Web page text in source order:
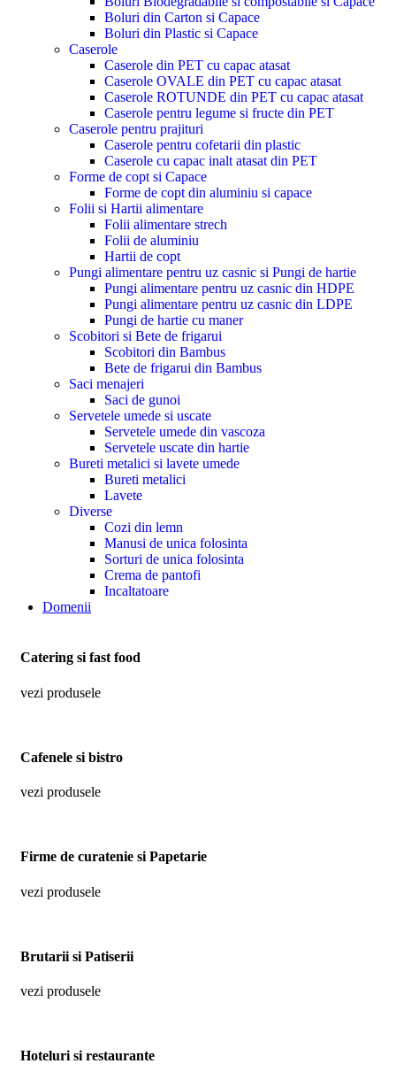
Boluri din Carton si Capace
Boluri din Plastic si Capace
Caserole
Caserole din PET cu capac atasat
Caserole OVALE din PET cu capac atasat
Caserole ROTUNDE din PET cu capac atasat
Caserole pentru legume si fructe din PET
Caserole pentru prajituri
Caserole pentru cofetarii din plastic
Caserole cu capac inalt atasat din PET
Forme de copt si Capace
Forme de copt din aluminiu si capace
Folii si Hartii alimentare
Folii alimentare strech
Folii de aluminiu
Hartii de copt
Pungi alimentare pentru uz casnic si Pungi de hartie
Pungi alimentare pentru uz casnic din HDPE
Pungi alimentare pentru uz casnic din LDPE
Pungi de hartie cu maner
Scobitori si Bete de frigarui
Scobitori din Bambus
Bete de frigarui din Bambus
Saci menajeri
Saci de gunoi
Servetele umede si uscate
Servetele umede din vascoza
Servetele uscate din hartie
Bureti metalici si lavete umede
Bureti metalici
Lavete
Diverse
Cozi din lemn
Manusi de unica folosinta
Sorturi de unica folosinta
Crema de pantofi
Incaltatoare
Domenii
Catering si fast food
vezi produsele
Cafenele si bistro
vezi produsele
Firme de curatenie si Papetarie
vezi produsele
Brutarii si Patiserii
vezi produsele
Hoteluri si restaurante